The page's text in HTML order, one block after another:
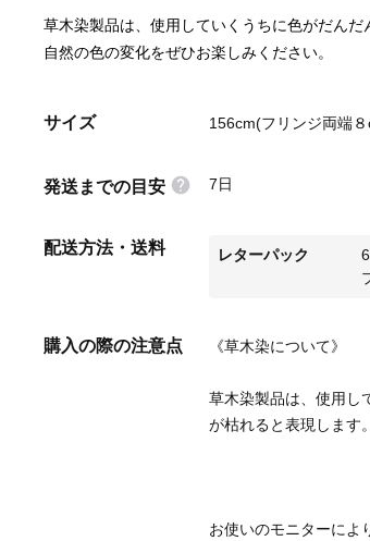
草木染製品は、使用していくうちに色がだん
自然の色の変化をぜひお楽しみください。
サイズ 156cm(フリンジ両端
発送までの目安 7日
配送方法・送料 レターパック
購入の際の注意点
草木染製品は、使用し